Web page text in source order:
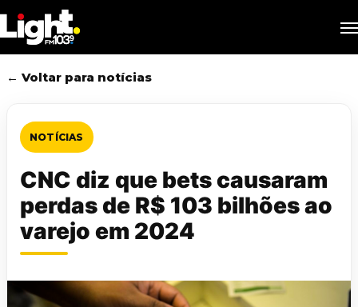
to
main
content
← Voltar para notícias
NOTÍCIAS
CNC diz que bets causaram
perdas de R$ 103 bilhões ao
varejo em 2024